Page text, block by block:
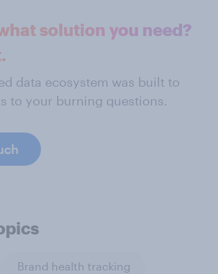
solution you need?
data ecosystem was built to
to your burning questions.
Brand health tracking